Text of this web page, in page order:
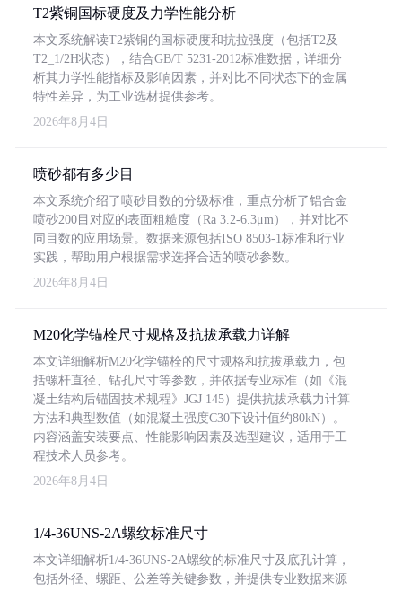
T2紫铜国标硬度及力学性能分析
本文系统解读T2紫铜的国标硬度和抗拉强度（包括T2及
T2_1/2H状态），结合GB/T 5231-2012标准数据，详细分
析其力学性能指标及影响因素，并对比不同状态下的金属
特性差异，为工业选材提供参考。
2026年8月4日
喷砂都有多少目
本文系统介绍了喷砂目数的分级标准，重点分析了铝合金
喷砂200目对应的表面粗糙度（Ra 3.2-6.3μm），并对比不
同目数的应用场景。数据来源包括ISO 8503-1标准和行业
实践，帮助用户根据需求选择合适的喷砂参数。
2026年8月4日
M20化学锚栓尺寸规格及抗拔承载力详解
本文详细解析M20化学锚栓的尺寸规格和抗拔承载力，包
括螺杆直径、钻孔尺寸等参数，并依据专业标准（如《混
凝土结构后锚固技术规程》JGJ 145）提供抗拔承载力计算
方法和典型数值（如混凝土强度C30下设计值约80kN）。
内容涵盖安装要点、性能影响因素及选型建议，适用于工
程技术人员参考。
2026年8月4日
1/4-36UNS-2A螺纹标准尺寸
本文详细解析1/4-36UNS-2A螺纹的标准尺寸及底孔计算，
包括外径、螺距、公差等关键参数，并提供专业数据来源